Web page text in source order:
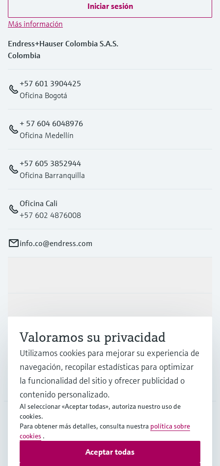
Iniciar sesión
Más información
Endress+Hauser Colombia S.A.S.
Colombia
+57 601 3904425
Oficina Bogotá
+ 57 604 6048976
Oficina Medellín
+57 605 3852944
Oficina Barranquilla
Oficina Cali
+57 602 4876008
info.co@endress.com
Compañía
COL•Español
Valoramos su privacidad
Utilizamos cookies para mejorar su experiencia de
navegación, recopilar estadísticas para optimizar
la funcionalidad del sitio y ofrecer publicidad o
contenido personalizado.
Al seleccionar «Aceptar todas», autoriza nuestro uso de
cookies.
Para obtener más detalles, consulta nuestra política sobre
cookies .
Aceptar todas